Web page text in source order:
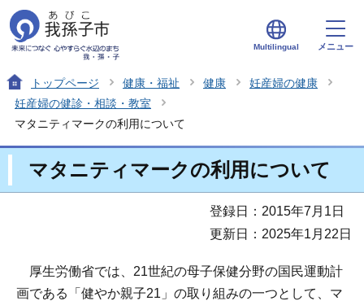
Multilingual メニュー
トップページ 健康・福祉 健康
妊産婦の健康
妊産婦の健診・相談・教室
マタニティマークの利用について
マタニティマークの利用について
登録日：2015年7月1日
更新日：2025年1月22日
厚生労働省では、21世紀の母子保健分野の国民運動計
画である「健やか親子21」の取り組みの一つとして、マ